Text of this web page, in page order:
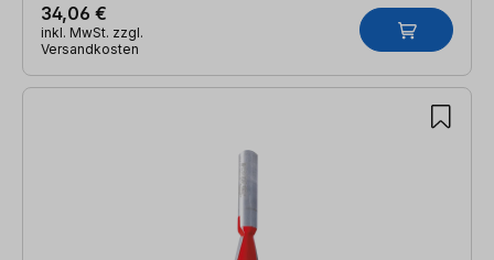
34,06 €
inkl. MwSt. zzgl.
Versandkosten